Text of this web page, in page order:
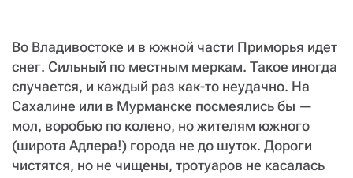
Во Владивостоке и в южной части Приморья идет
снег. Сильный по местным меркам. Такое иногда
случается, и каждый раз как-то неудачно. На
Сахалине или в Мурманске посмеялись бы —
мол, воробью по колено, но жителям южного
(широта Адлера!) города не до шуток. Дороги
чистятся, но не чищены, тротуаров не касалась